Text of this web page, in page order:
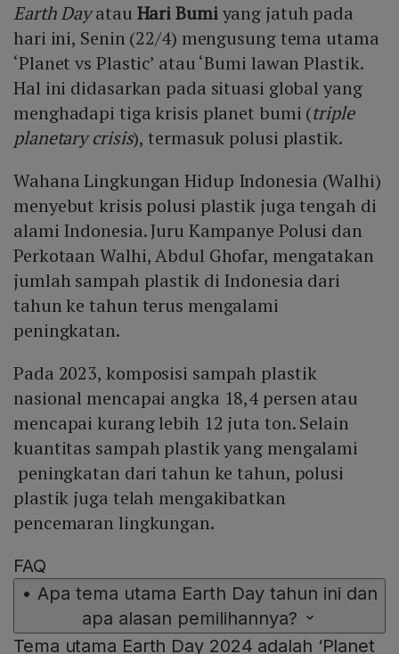
Earth Dayatau Hari Bumiyang jatuh pada
hari ini, Senin (22/4) mengusung tema utama
‘Planet vs Plastic’ atau ‘Bumi lawan Plastik.
Hal ini didasarkan pada situasi global yang
menghadapi tiga krisis planet bumi (triple
planetary crisis), termasuk polusi plastik.
Wahana Lingkungan Hidup Indonesia (Walhi)
menyebut krisis polusi plastik juga tengah di
alami Indonesia. Juru Kampanye Polusi dan
Perkotaan Walhi, Abdul Ghofar, mengatakan
jumlah sampah plastik di Indonesia dari
tahun ke tahun terus mengalami
peningkatan.
Pada 2023, komposisi sampah plastik
nasional mencapai angka 18,4 persen atau
mencapai kurang lebih 12 juta ton. Selain
kuantitas sampah plastik yang mengalami
peningkatan dari tahun ke tahun, polusi
plastik juga telah mengakibatkan
pencemaran lingkungan.
FAQ
• Apa tema utama Earth Day tahun ini dan
apa alasan pemilihannya?
Tema utama Earth Day 2024 adalah ‘Planet